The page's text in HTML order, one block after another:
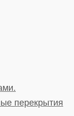
перекрытия